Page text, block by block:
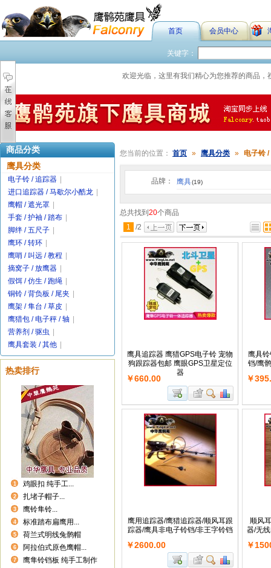
首页 会员中心
关键字：
欢迎光临，这里有我们精心为您推荐的商品，
商品分类
鹰具分类
电子铃 / 追踪器
进口追踪器 / 马歇尔小酷龙
鹰帽 / 遮光罩
手套 / 护袖 / 踏布
脚绊 / 五尺子
鹰环 / 转环
鹰哨 / 叫远 / 教程
摘窝子 / 放鹰器
假饵 / 仿生 / 跑绳
铜铃 / 背负板 / 尾夹
鹰架 / 隼台 / 草皮
鹰猎包 / 电子秤 / 轴
营养剂 / 驱虫
鹰具套装 / 其他
热卖排行
1 鸡眼扣 纯手工...
2 扎堵子帽子...
3 鹰铃隼铃...
4 标准踏布扁鹰用...
5 荷兰式明线兔鹘帽
6 阿拉伯式原色鹰帽...
7 鹰隼铃铛板 纯手工制作
您当前的位置： 首页 » 鹰具分类 » 电子铃 /
品牌： 鹰具(19)
总共找到 20个商品
1
/2
鹰具追踪器 鹰猎GPS电子铃 宠物
狗跟踪器包邮 鹰眼GPS卫星定位
器
￥660.00
鹰具
铛/鹰
￥
鹰用追踪器/鹰猎追踪器/顺风耳跟
踪器/鹰具非电子铃铛/非王字铃铛
￥2600.00
顺风
器/无
￥